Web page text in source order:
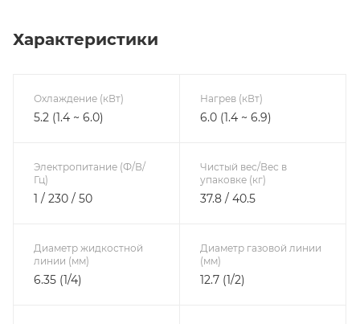
Характеристики
Охлаждение (кВт)
5.2 (1.4 ~ 6.0)
Нагрев (кВт)
6.0 (1.4 ~ 6.9)
Электропитание (Ф/В/
Гц)
1 / 230 / 50
Чистый вес/Вес в
упаковке (кг)
37.8 / 40.5
Диаметр жидкостной
линии (мм)
6.35 (1/4)
Диаметр газовой линии
(мм)
12.7 (1/2)